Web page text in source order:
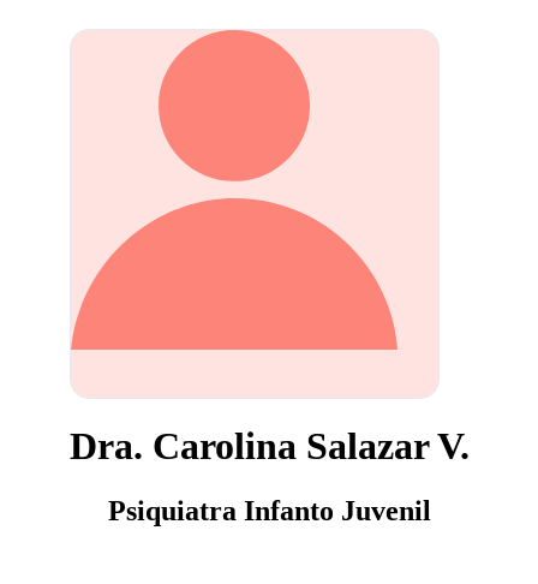
Dra. Carolina Salazar V.
Psiquiatra Infanto Juvenil